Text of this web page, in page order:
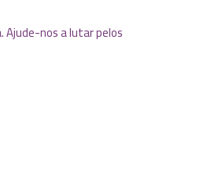
Ajude-nos a lutar pelos